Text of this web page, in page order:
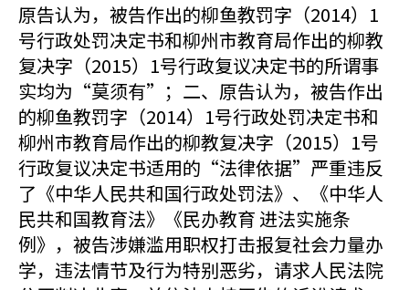
原告认为，被告作出的柳鱼教罚字（2014）1
号行政处罚决定书和柳州市教育局作出的柳教
复决字（2015）1号行政复议决定书的所谓事
实均为“莫须有”；二、原告认为，被告作出
的柳鱼教罚字（2014）1号行政处罚决定书和
柳州市教育局作出的柳教复决字（2015）1号
行政复议决定书适用的“法律依据”严重违反
了《中华人民共和国行政处罚法》、《中华人
民共和国教育法》《民办教育 进法实施条
例》，被告涉嫌滥用职权打击报复社会力量办
学，违法情节及行为特别恶劣，请求人民法院